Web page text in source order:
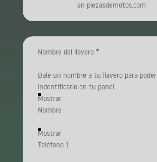
en piezasdemotos.com
Nombre del llavero *
Dale un nombre a tu llavero para poder
indentificarlo en tu panel.
Mostrar
Nombre
Mostrar
Teléfono 1